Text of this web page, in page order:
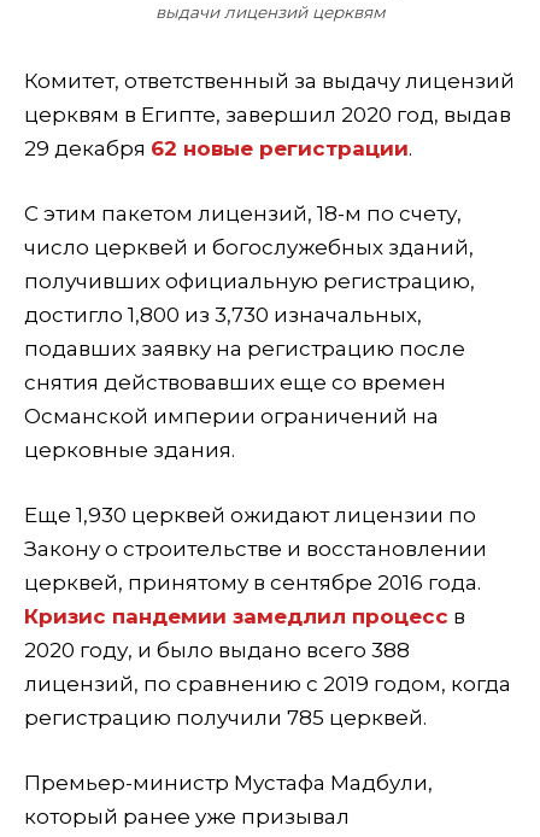
выдачи лицензий церквям
Комитет, ответственный за выдачу лицензий
церквям в Египте, завершил 2020 год, выдав
29 декабря 62 новые регистрации.
С этим пакетом лицензий, 18-м по счету,
число церквей и богослужебных зданий,
получивших официальную регистрацию,
достигло 1,800 из 3,730 изначальных,
подавших заявку на регистрацию после
снятия действовавших еще со времен
Османской империи ограничений на
церковные здания.
Еще 1,930 церквей ожидают лицензии по
Закону о строительстве и восстановлении
церквей, принятому в сентябре 2016 года.
Кризис пандемии замедлил процесс в
2020 году, и было выдано всего 388
лицензий, по сравнению с 2019 годом, когда
регистрацию получили 785 церквей.
Премьер-министр Мустафа Мадбули,
который ранее уже призывал